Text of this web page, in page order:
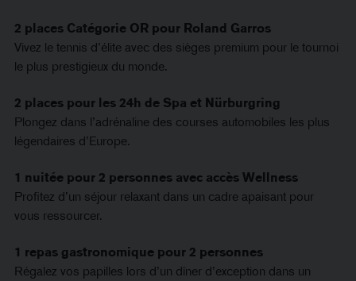
2 places Catégorie OR pour Roland Garros
Vivez le tennis d’élite avec des sièges premium pour le tournoi
le plus prestigieux du monde.
2 places pour les 24h de Spa et Nürburgring
Plongez dans l’adrénaline des courses automobiles les plus
légendaires d’Europe.
1 nuitée pour 2 personnes avec accès Wellness
Profitez d’un séjour relaxant dans un cadre apaisant pour
vous ressourcer.
1 repas gastronomique pour 2 personnes
Régalez vos papilles lors d’un dîner d’exception dans un